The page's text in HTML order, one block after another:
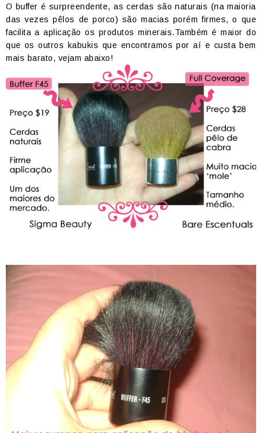
O buffer é surpreendente, as cerdas são naturais (na maioria
das vezes pêlos de porco) são macias porém firmes, o que
facilita a aplicação os produtos minerais.Também é maior do
que os outros kabukis que encontramos por aí e custa bem
mais barato, vejam abaixo!